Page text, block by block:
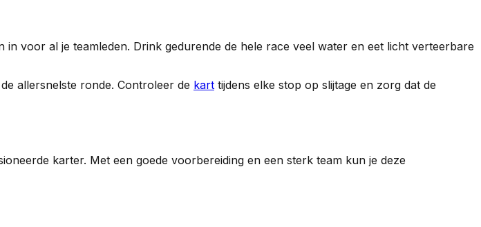
voor al je teamleden. Drink gedurende de hele race veel water en eet licht verteerbare
allersnelste ronde. Controleer de kart tijdens elke stop op slijtage en zorg dat de
karter. Met een goede voorbereiding en een sterk team kun je deze